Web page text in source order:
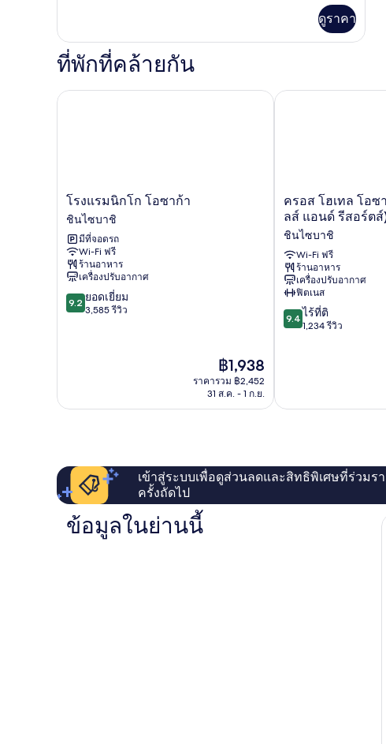
ทีฟ
ทริปเปิล,
ช่วย
บุหรี่
เกี่ยว
กับ
ห้อง
เซก
เคลื่อนไหว,
ปลอด
บุหรี่
ดูราคา
ที่พักที่คล้ายกัน
โรง
แร
มนิก
โก
โอ
ซาก้
า
ชิน
ไซ
โรงแรมนิกโก โอซาก้า
ชินไซบาชิ
มีที่จอดรถ
Wi-Fi ฟรี
ร้านอาหาร
เครื่องปรับอากาศ
9.2
จาก
9.2 ยอดเยี่ยม
3,585 รีวิว
ราคา
ปัจจุบัน
คือ
฿1,938
ราคารวม ฿2,452
31 ส.ค. - 1 ก.ย.
โรงแรมนิกโก โอซาก้า
ครอส
โฮ
เทล
โอ
ซาก้
า
(โอ
ริก
ซ์
โฮ
ชิน
ครอส โฮเทล โอซ
ลส์ แอนด์ รีสอร์ตส์
ชินไซบาชิ
Wi-Fi ฟรี
ร้านอาหาร
เครื่องปรับอากาศ
ฟิตเนส
9.4
จาก
รีวิว
9.4 ไร้ที่ติ
1,234 รีวิว
ครอส โฮเทล โอซา
เข้าสู่ระบบเพื่อดูส่วนลดและสิทธิพิเศษที่ร่วมร
ครั้งถัดไป
ข้อมูลในย่านนี้